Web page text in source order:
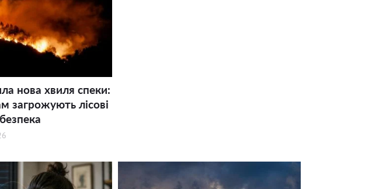
нова хвиля спеки:
загрожують лісові